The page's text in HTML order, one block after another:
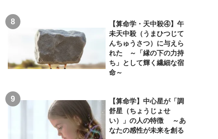
【算命学・天中殺④】午
未天中殺（うまひつじて
んちゅうさつ）に与えら
れた ～「縁の下の力持
ち」として輝く繊細な宿
命～
【算命学】中心星が「調
舒星（ちょうじょせ
い）」の人の特徴 ～あ
なたの感性が未来を創る